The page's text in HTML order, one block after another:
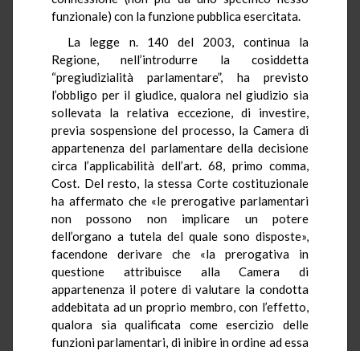
funzionale) con la funzione pubblica esercitata.
La legge n. 140 del 2003, continua la
Regione, nell’introdurre la cosiddetta
“pregiudizialità parlamentare”, ha previsto
l’obbligo per il giudice, qualora nel giudizio sia
sollevata la relativa eccezione, di investire,
previa sospensione del processo, la Camera di
appartenenza del parlamentare della decisione
circa l’applicabilità dell’art. 68, primo comma,
Cost. Del resto, la stessa Corte costituzionale
ha affermato che «le prerogative parlamentari
non possono non implicare un potere
dell’organo a tutela del quale sono disposte»,
facendone derivare che «la prerogativa in
questione attribuisce alla Camera di
appartenenza il potere di valutare la condotta
addebitata ad un proprio membro, con l’effetto,
qualora sia qualificata come esercizio delle
funzioni parlamentari, di inibire in ordine ad essa